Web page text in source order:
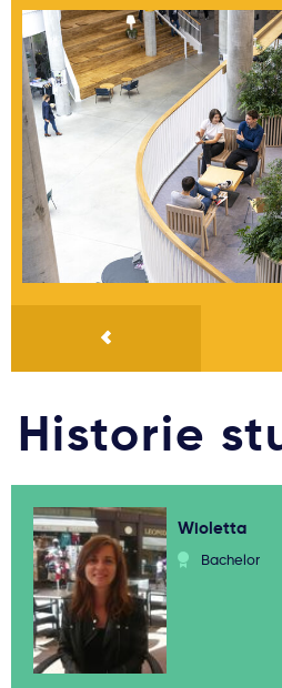
Historie
Wioletta
Bachelor